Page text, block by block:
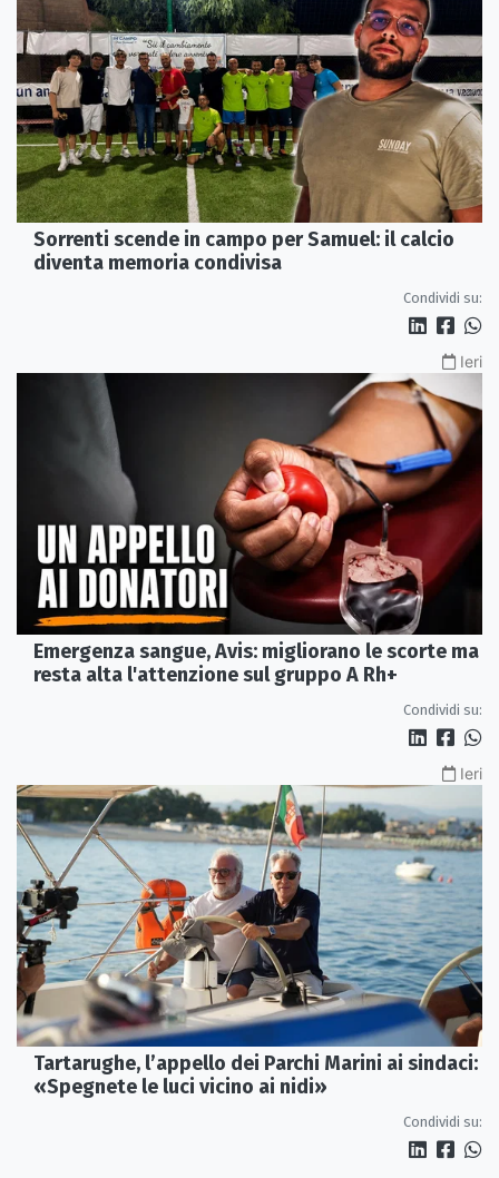
Sorrenti scende in campo per Samuel: il calcio
diventa memoria condivisa
Condividi su:
Ieri
Emergenza sangue, Avis: migliorano le scorte ma
resta alta l'attenzione sul gruppo A Rh+
Condividi su:
Ieri
Tartarughe, l’appello dei Parchi Marini ai sindaci:
«Spegnete le luci vicino ai nidi»
Condividi su: